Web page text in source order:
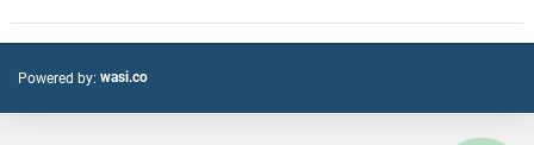
Powered by: wasi.co